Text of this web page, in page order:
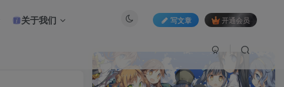
关于我们 写文章 开通会员